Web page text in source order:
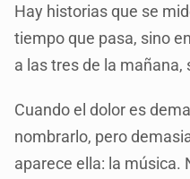
Hay historias que se
tiempo que pasa, sino
a las tres de la mañana,
Cuando el dolor es
nombrarlo, pero
aparece ella: la música.